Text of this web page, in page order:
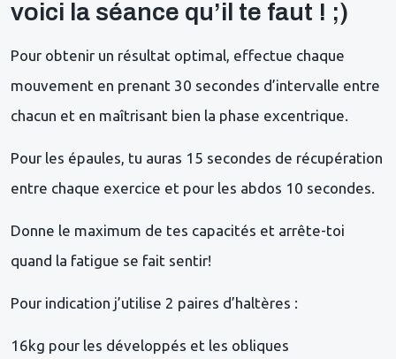
voici la séance qu’il te faut ! ;)
Pour obtenir un résultat optimal, effectue chaque
mouvement en prenant 30 secondes d’intervalle entre
chacun et en maîtrisant bien la phase excentrique.
Pour les épaules, tu auras 15 secondes de récupération
entre chaque exercice et pour les abdos 10 secondes.
Donne le maximum de tes capacités et arrête-toi
quand la fatigue se fait sentir!
Pour indication j’utilise 2 paires d’haltères :
16kg pour les développés et les obliques